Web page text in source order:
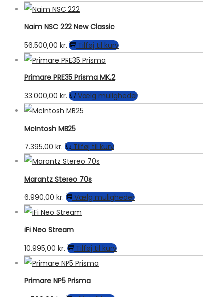
på
Naim NSC 222 New Classic
56.500,00 kr. Tilføj til kurv
Primare PRE35 Prisma MK.2
33.000,00 kr. Vælg mulighederDette
varianter.
på
McIntosh MB25
7.395,00 kr. Tilføj til kurv
Marantz Stereo 70s
6.990,00 kr. Vælg mulighederDette
iFi Neo Stream
10.995,00 kr. Tilføj til kurv
Primare NP5 Prisma